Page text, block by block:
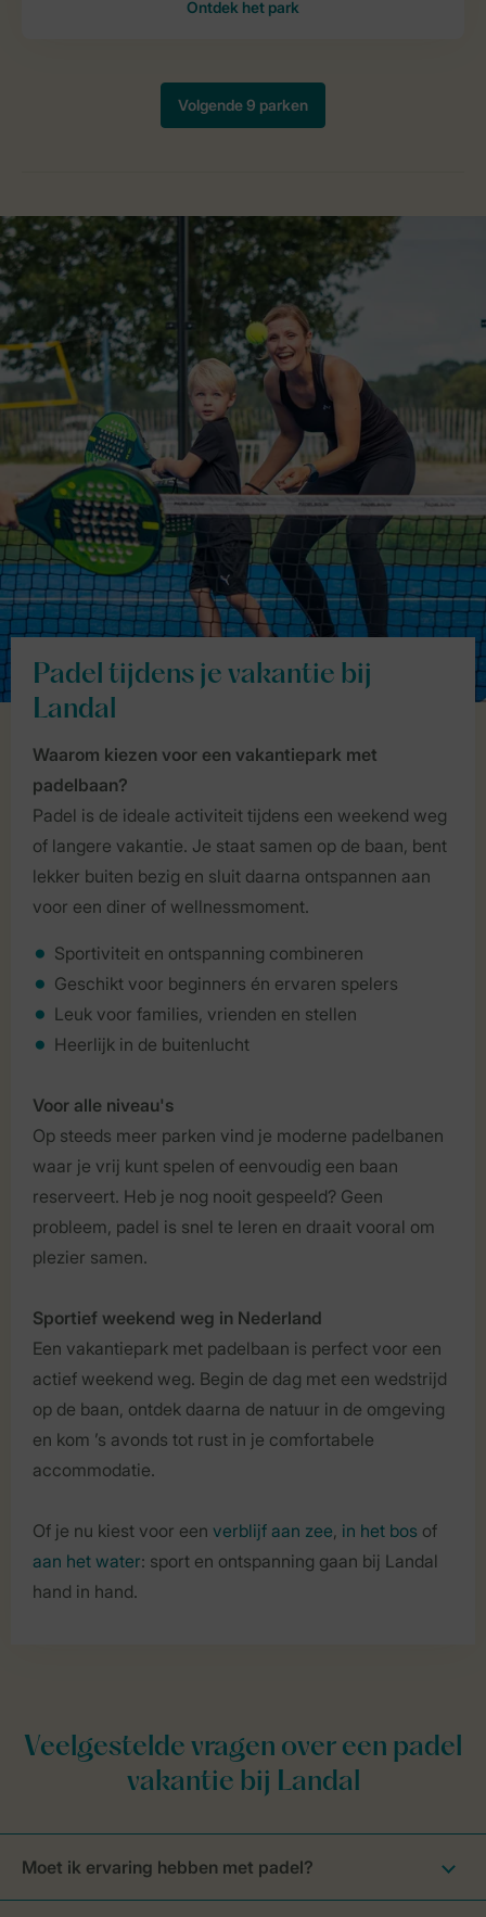
Padel tijdens je vakantie bij
Landal
Waarom kiezen voor een vakantiepark met
padelbaan?
Padel is de ideale activiteit tijdens een weekend weg
of langere vakantie. Je staat samen op de baan, bent
lekker buiten bezig en sluit daarna ontspannen aan
voor een diner of wellnessmoment.
Sportiviteit en ontspanning combineren
Geschikt voor beginners én ervaren spelers
Leuk voor families, vrienden en stellen
Heerlijk in de buitenlucht
Voor alle niveau's
Op steeds meer parken vind je moderne padelbanen
waar je vrij kunt spelen of eenvoudig een baan
reserveert. Heb je nog nooit gespeeld? Geen
probleem, padel is snel te leren en draait vooral om
plezier samen.
Sportief weekend weg in Nederland
Een vakantiepark met padelbaan is perfect voor een
actief weekend weg. Begin de dag met een wedstrijd
op de baan, ontdek daarna de natuur in de omgeving
en kom ’s avonds tot rust in je comfortabele
accommodatie.
Of je nu kiest voor een verblijf aan zee, in het bos of
aan het water: sport en ontspanning gaan bij Landal
hand in hand.
Moet ik ervaring hebben met padel?